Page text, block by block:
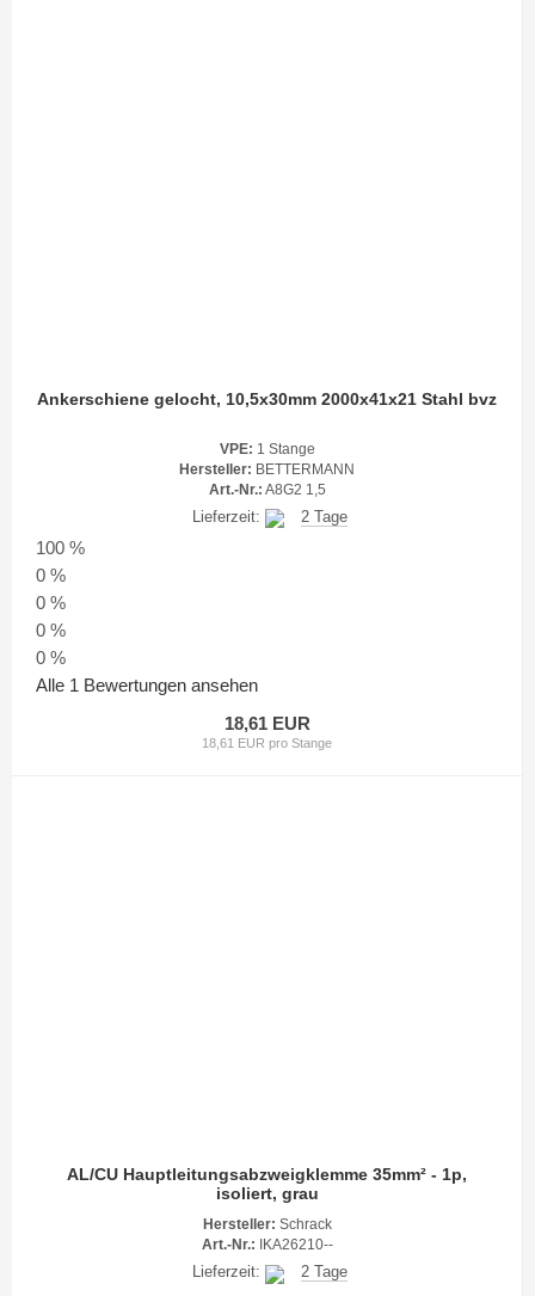
Ankerschiene gelocht, 10,5x30mm 2000x41x21 Stahl bvz
VPE: 1 Stange
Hersteller: BETTERMANN
Art.-Nr.: A8G2 1,5
Lieferzeit: 2 Tage
100 %
0 %
0 %
0 %
0 %
Alle 1 Bewertungen ansehen
18,61 EUR
18,61 EUR pro Stange
AL/CU Hauptleitungsabzweigklemme 35mm² - 1p,
isoliert, grau
Hersteller: Schrack
Art.-Nr.: IKA26210--
Lieferzeit: 2 Tage